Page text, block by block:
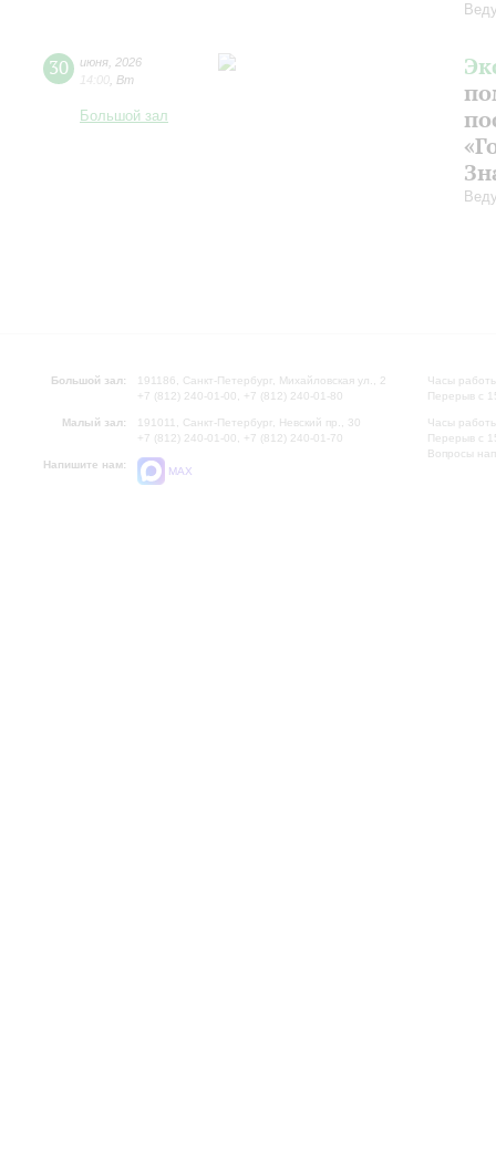
30 июня 2026
14:00 Вт
Большой зал
Большой зал:
191186, Санкт-Петербург, Михайловская ул., 2
+7 (812) 240-01-00, +7 (812) 240-01-80
Малый зал:
191011, Санкт-Петербург, Невский пр., 30
+7 (812) 240-01-00, +7 (812) 240-01-70
Напишите нам:
MAX
Часы
Перерыв с
Часы
Перерыв с
Вопросы